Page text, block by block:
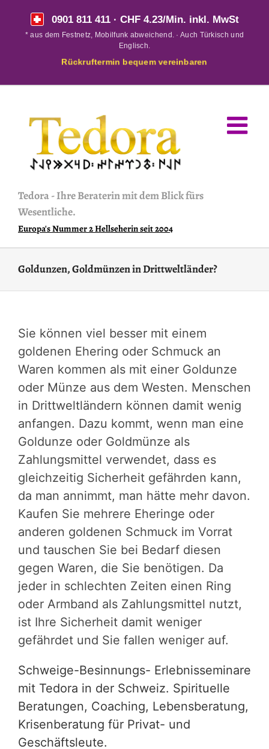
0901 811 411· CHF 4.23/Min. inkl. MwSt
* aus dem Festnetz, Mobilfunk abweichend. · Auch Türkisch und
Englisch.
Rückruftermin bequem vereinbaren
Tedora-Ihre Beraterin mit dem Blick fürs
Wesentliche.
Europa's Nummer 2 Hellseherin seit 2004
Goldunzen, Goldmünzen in Drittweltländer?
Sie können viel besser mit einem
goldenen Ehering oder Schmuck an
Waren kommen als mit einer Goldunze
oder Münze aus dem Westen. Menschen
in Drittweltländern können damit wenig
anfangen. Dazu kommt, wenn man eine
Goldunze oder Goldmünze als
Zahlungsmittel verwendet, dass es
gleichzeitig Sicherheit gefährden kann,
da man annimmt, man hätte mehr davon.
Kaufen Sie mehrere Eheringe oder
anderen goldenen Schmuck im Vorrat
und tauschen Sie bei Bedarf diesen
gegen Waren, die Sie benötigen. Da
jeder in schlechten Zeiten einen Ring
oder Armband als Zahlungsmittel nutzt,
ist Ihre Sicherheit damit weniger
gefährdet und Sie fallen weniger auf.
Schweige-Besinnungs- Erlebnisseminare
mit Tedora in der Schweiz. Spirituelle
Beratungen, Coaching, Lebensberatung,
Krisenberatung für Privat- und
Geschäftsleute.